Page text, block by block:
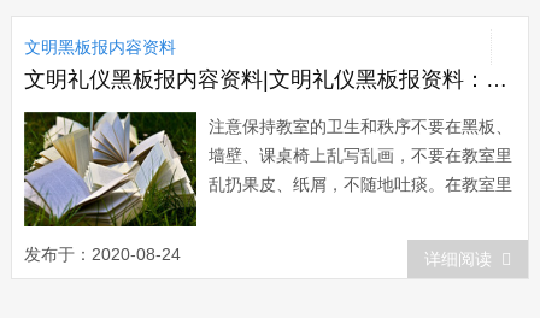
文明黑板报内容资料
文明礼仪黑板报内容资料|文明礼仪黑板报资料：教室的卫生和秩序
注意保持教室的卫生和秩序不要在黑板、
墙壁、课桌椅上乱写乱画，不要在教室里
乱扔果皮、纸屑，不随地吐痰。在教室里
习环境。课间不要追逐打闹，以免影响同
学的学习和身心健康。课间休息时，在楼
发布于：2020-08-24 详细阅读